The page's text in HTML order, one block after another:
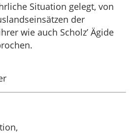
Situation gelegt, von
der
wie auch Scholz’ Ägide